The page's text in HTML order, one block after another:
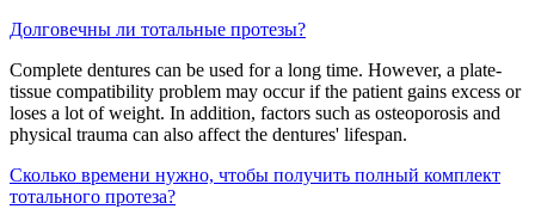
Долговечны ли тотальные протезы?
Complete dentures can be used for a long time. However, a plate-
tissue compatibility problem may occur if the patient gains excess or
loses a lot of weight. In addition, factors such as osteoporosis and
physical trauma can also affect the dentures' lifespan.
Сколько времени нужно, чтобы получить полный комплект
тотального протеза?